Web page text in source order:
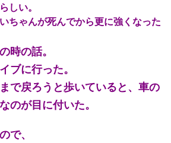
しい。
ちゃんが死んでから更に強くなった
時の話。
ブに行った。
で戻ろうと歩いていると、車の
のが目に付いた。
で、